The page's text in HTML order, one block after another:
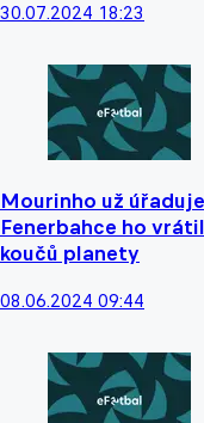
30.07.2024 18:23
Mourinho už
Fenerbahce ho
koučů planety
08.06.2024 09:44